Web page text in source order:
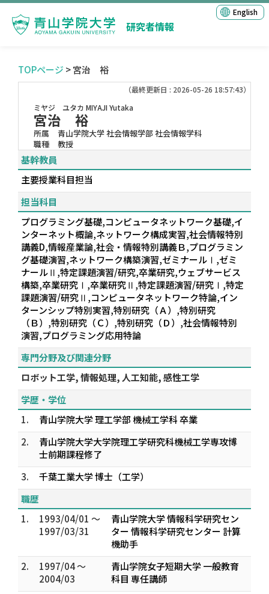
研究者情報
English
TOPページ > 宮治 裕
（最終更新日 : 2026-05-26 18:57:43）
ミヤジ ユタカ MIYAJI Yutaka
宮治 裕
所属
青山学院大学 社会情報学部 社会情報学科
職種
教授
基幹教員
主要授業科目担当
担当科目
プログラミング基礎,コンピュータネットワーク基礎,イ
ンターネット概論,ネットワーク構成実習,社会情報特別
講義D,情報産業論,社会・情報特別講義Ｂ,プログラミン
グ基礎演習,ネットワーク構築演習,ゼミナールⅠ,ゼミ
ナールⅡ,特定課題演習/研究,卒業研究,ウェブサービス
構築,卒業研究Ⅰ,卒業研究Ⅱ,特定課題演習/研究Ⅰ,特定
課題演習/研究Ⅱ,コンピュータネットワーク特論,イン
ターンシップ特別実習,特別研究（Ａ）,特別研究
（Ｂ）,特別研究（Ｃ）,特別研究（Ｄ）,社会情報特別
演習,プログラミング応用特論
専門分野及び関連分野
ロボット工学, 情報処理, 人工知能, 感性工学
学歴・学位
1.
青山学院大学 理工学部 機械工学科 卒業
2.
青山学院大学大学院理工学研究科機械工学専攻博
士前期課程修了
3.
千葉工業大学 博士（工学）
職歴
1.
1993/04/01 ～
1997/03/31
青山学院大学 情報科学研究セン
ター 情報科学研究センター 計算
機助手
2.
1997/04 ～
2004/03
青山学院女子短期大学 一般教育
科目 専任講師